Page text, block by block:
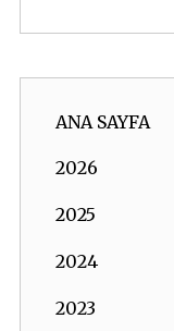
ANA SAYFA
2026
2025
2024
2023